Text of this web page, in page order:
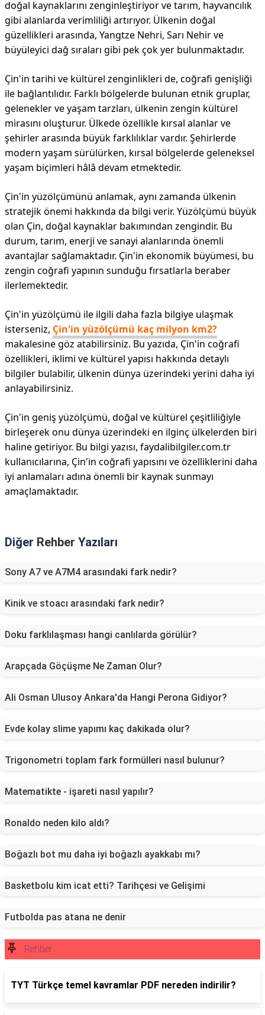
doğal kaynaklarını zenginleştiriyor ve tarım, hayvancılık
gibi alanlarda verimliliği artırıyor. Ülkenin doğal
güzellikleri arasında, Yangtze Nehri, Sarı Nehir ve
büyüleyici dağ sıraları gibi pek çok yer bulunmaktadır.
Çin'in tarihi ve kültürel zenginlikleri de, coğrafi genişliği
ile bağlantılıdır. Farklı bölgelerde bulunan etnik gruplar,
gelenekler ve yaşam tarzları, ülkenin zengin kültürel
mirasını oluşturur. Ülkede özellikle kırsal alanlar ve
şehirler arasında büyük farklılıklar vardır. Şehirlerde
modern yaşam sürülürken, kırsal bölgelerde geleneksel
yaşam biçimleri hâlâ devam etmektedir.
Çin'in yüzölçümünü anlamak, aynı zamanda ülkenin
stratejik önemi hakkında da bilgi verir. Yüzölçümü büyük
olan Çin, doğal kaynaklar bakımından zengindir. Bu
durum, tarım, enerji ve sanayi alanlarında önemli
avantajlar sağlamaktadır. Çin'in ekonomik büyümesi, bu
zengin coğrafi yapının sunduğu fırsatlarla beraber
ilerlemektedir.
Çin'in yüzölçümü ile ilgili daha fazla bilgiye ulaşmak
isterseniz, Çin'in yüzölçümü kaç milyon km2?
makalesine göz atabilirsiniz. Bu yazıda, Çin'in coğrafi
özellikleri, iklimi ve kültürel yapısı hakkında detaylı
bilgiler bulabilir, ülkenin dünya üzerindeki yerini daha iyi
anlayabilirsiniz.
Çin'in geniş yüzölçümü, doğal ve kültürel çeşitliliğiyle
birleşerek onu dünya üzerindeki en ilginç ülkelerden biri
haline getiriyor. Bu bilgi yazısı, faydalibilgiler.com.tr
kullanıcılarına, Çin'in coğrafi yapısını ve özelliklerini daha
iyi anlamaları adına önemli bir kaynak sunmayı
amaçlamaktadır.
Diğer Rehber Yazıları
Sony A7 ve A7M4 arasındaki fark nedir?
Kinik ve stoacı arasındaki fark nedir?
Doku farklılaşması hangi canlılarda görülür?
Arapçada Göçüşme Ne Zaman Olur?
Ali Osman Ulusoy Ankara'da Hangi Perona Gidiyor?
Evde kolay slime yapımı kaç dakikada olur?
Trigonometri toplam fark formülleri nasıl bulunur?
Matematikte - işareti nasıl yapılır?
Ronaldo neden kilo aldı?
Boğazlı bot mu daha iyi boğazlı ayakkabı mı?
Basketbolu kim icat etti? Tarihçesi ve Gelişimi
Futbolda pas atana ne denir
Rehber
TYT Türkçe temel kavramlar PDF nereden indirilir?